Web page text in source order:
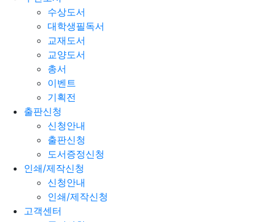
수상도서
대학생필독서
교재도서
교양도서
총서
이벤트
기획전
출판신청
신청안내
출판신청
도서증정신청
인쇄/제작신청
신청안내
인쇄/제작신청
고객센터